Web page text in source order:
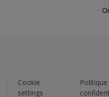
Cookie
settings
Politique